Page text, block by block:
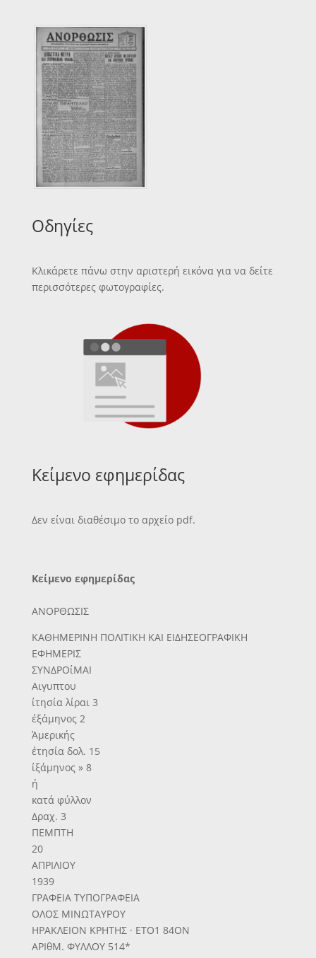
Οδηγίες
Κλικάρετε πάνω στην αριστερή εικόνα για να δείτε
περισσότερες φωτογραφίες.
Κείμενο εφημερίδας
Δεν είναι διαθέσιμο το αρχείο pdf.
Κείμενο εφημερίδας
ΑΝΟΡΘΩΣΙΣ
ΚΑΘΗΜΕΡΙΝΗ ΠΟΛΙΤΙΚΗ ΚΑΙ ΕΙΔΗΣΕΟΓΡΑΦΙΚΗ
ΕΦΗΜΕΡΙΣ
ΣΥΝΔΡΟίΜΑΙ
Αιγυπτου
ίτησία λίραι 3
έξάμηνος 2
Άμερικής
έτησία δολ. 15
ίξάμηνος » 8
ή
κατά φύλλον
Δραχ. 3
ΠΕΜΠΤΗ
20
ΑΠΡΙΛΙΟΥ
1939
ΓΡΑΦΕΙΑ ΤΥΠΟΓΡΑΦΕΙΑ
ΟΛΟΣ ΜΙΝΩΤΑΥΡΟΥ
ΗΡΑΚΛΕΙΟΝ ΚΡΗΤΗΣ · ΕΤΟ1 84ΟΝ
ΑΡΙθΜ. ΦΥΛΛΟΥ 514*